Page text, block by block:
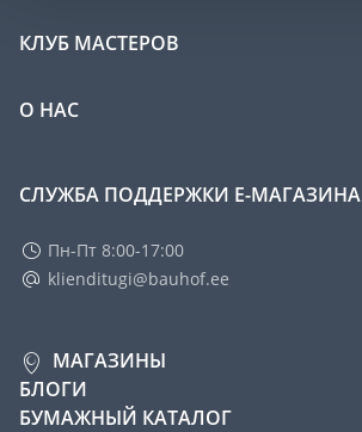
КЛУБ МАСТЕРОВ
О НАС
СЛУЖБА ПОДДЕРЖКИ Е-МАГАЗИНА
Пн-Пт 8:00-17:00
klienditugi@bauhof.ee
МАГАЗИНЫ
БЛОГИ
БУМАЖНЫЙ КАТАЛОГ